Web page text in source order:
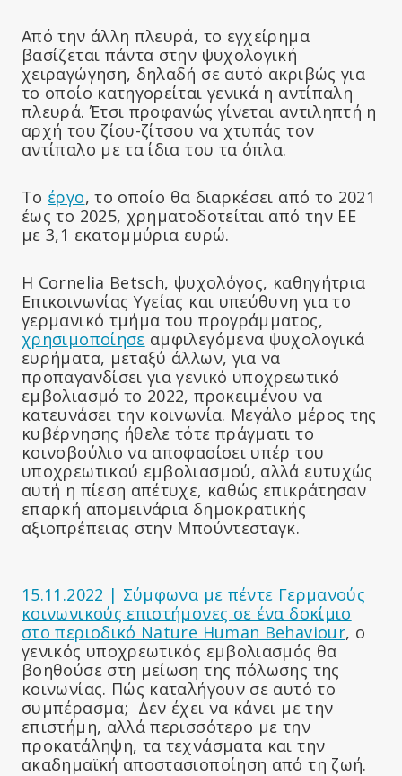
Από την άλλη πλευρά, το εγχείρημα
βασίζεται πάντα στην ψυχολογική
χειραγώγηση, δηλαδή σε αυτό ακριβώς για
το οποίο κατηγορείται γενικά η αντίπαλη
πλευρά. Έτσι προφανώς γίνεται αντιληπτή η
αρχή του ζίου-ζίτσου να χτυπάς τον
αντίπαλο με τα ίδια του τα όπλα.
Το έργο, το οποίο θα διαρκέσει από το 2021
έως το 2025, χρηματοδοτείται από την ΕΕ
με 3,1 εκατομμύρια ευρώ.
Η Cornelia Betsch, ψυχολόγος, καθηγήτρια
Επικοινωνίας Υγείας και υπεύθυνη για το
γερμανικό τμήμα του προγράμματος,
χρησιμοποίησε αμφιλεγόμενα ψυχολογικά
ευρήματα, μεταξύ άλλων, για να
προπαγανδίσει για γενικό υποχρεωτικό
εμβολιασμό το 2022, προκειμένου να
κατευνάσει την κοινωνία. Μεγάλο μέρος της
κυβέρνησης ήθελε τότε πράγματι το
κοινοβούλιο να αποφασίσει υπέρ του
υποχρεωτικού εμβολιασμού, αλλά ευτυχώς
αυτή η πίεση απέτυχε, καθώς επικράτησαν
επαρκή απομεινάρια δημοκρατικής
αξιοπρέπειας στην Μπούντεσταγκ.
15.11.2022 | Σύμφωνα με πέντε Γερμανούς
κοινωνικούς επιστήμονες σε ένα δοκίμιο
στο περιοδικό Nature Human Behaviour, ο
γενικός υποχρεωτικός εμβολιασμός θα
βοηθούσε στη μείωση της πόλωσης της
κοινωνίας. Πώς καταλήγουν σε αυτό το
συμπέρασμα; Δεν έχει να κάνει με την
επιστήμη, αλλά περισσότερο με την
προκατάληψη, τα τεχνάσματα και την
ακαδημαϊκή αποστασιοποίηση από τη ζωή.